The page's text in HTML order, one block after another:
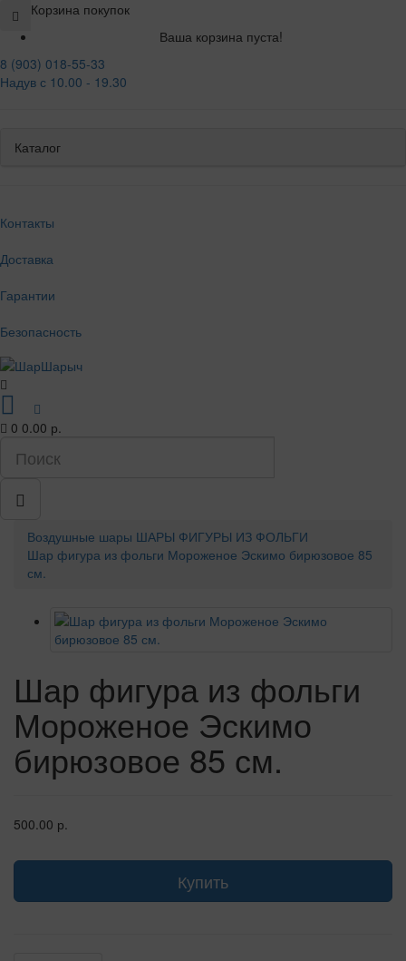
Корзина покупок
Ваша корзина пуста!
8 (903) 018-55-33
Надув с 10.00 - 19.30
Каталог
Контакты
Доставка
Гарантии
Безопасность
0 0.00 р.
Воздушные шары ШАРЫ ФИГУРЫ ИЗ ФОЛЬГИ
Шар фигура из фольги Мороженое Эскимо бирюзовое 85
см.
Шар фигура из фольги
Мороженое Эскимо
бирюзовое 85 см.
500.00 р.
Купить